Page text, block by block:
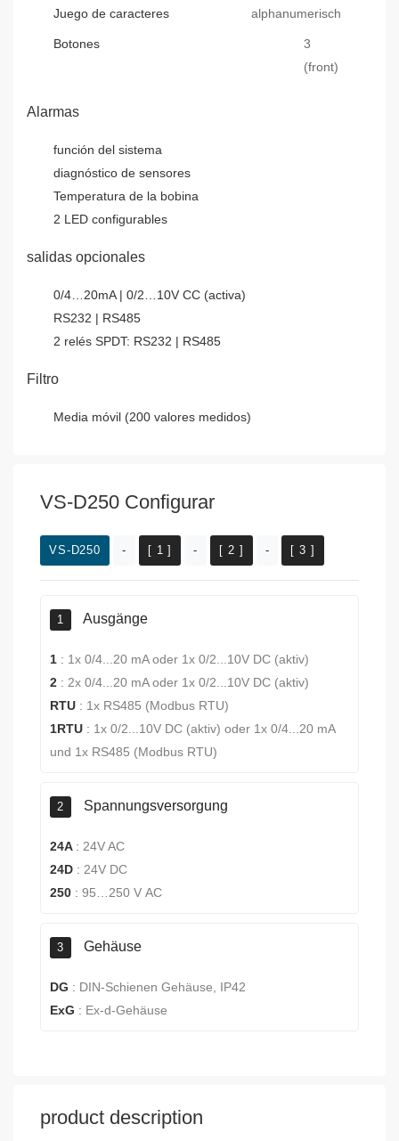
Juego de caracteres alphanumerisch
Botones
3
(front)
Alarmas
función del sistema
diagnóstico de sensores
Temperatura de la bobina
2 LED configurables
salidas opcionales
0/4…20mA | 0/2…10V CC (activa)
RS232 | RS485
2 relés SPDT: RS232 | RS485
Filtro
Media móvil (200 valores medidos)
VS-D250 Configurar
VS-D250 - [ 1 ] - [ 2 ] - [ 3 ]
1 Ausgänge
1 : 1x 0/4...20 mA oder 1x 0/2...10V DC (aktiv)
2 : 2x 0/4...20 mA oder 1x 0/2...10V DC (aktiv)
RTU : 1x RS485 (Modbus RTU)
1RTU : 1x 0/2...10V DC (aktiv) oder 1x 0/4...20 mA
und 1x RS485 (Modbus RTU)
2 Spannungsversorgung
24A : 24V AC
24D : 24V DC
250 : 95…250 V AC
3 Gehäuse
DG : DIN-Schienen Gehäuse, IP42
ExG : Ex-d-Gehäuse
product description